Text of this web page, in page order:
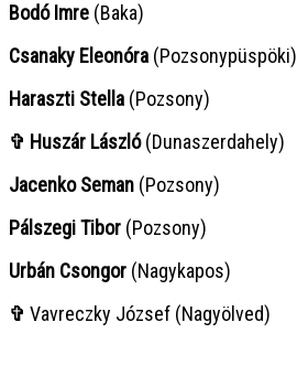
Bodó Imre (Baka)
Csanaky Eleonóra (Pozsonypüspöki)
Haraszti Stella (Pozsony)
✞ Huszár László(Dunaszerdahely)
Jacenko Seman (Pozsony)
Pálszegi Tibor (Pozsony)
Urbán Csongor (Nagykapos)
✞ Vavreczky József (Nagyölved)